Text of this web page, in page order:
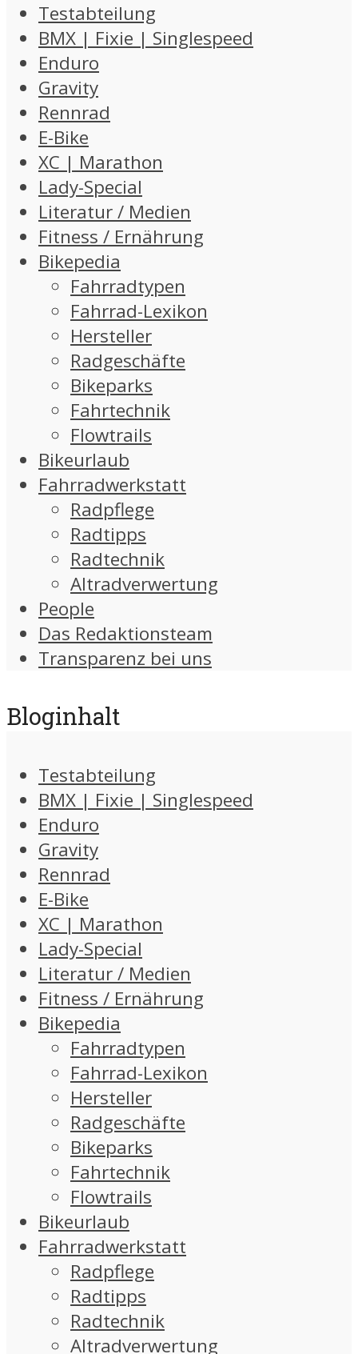
Testabteilung
BMX | Fixie | Singlespeed
Enduro
Gravity
Rennrad
E-Bike
XC | Marathon
Lady-Special
Literatur / Medien
Fitness / Ernährung
Bikepedia
Fahrradtypen
Fahrrad-Lexikon
Hersteller
Radgeschäfte
Bikeparks
Fahrtechnik
Flowtrails
Bikeurlaub
Fahrradwerkstatt
Radpflege
Radtipps
Radtechnik
Altradverwertung
People
Das Redaktionsteam
Transparenz bei uns
Bloginhalt
Testabteilung
BMX | Fixie | Singlespeed
Enduro
Gravity
Rennrad
E-Bike
XC | Marathon
Lady-Special
Literatur / Medien
Fitness / Ernährung
Bikepedia
Fahrradtypen
Fahrrad-Lexikon
Hersteller
Radgeschäfte
Bikeparks
Fahrtechnik
Flowtrails
Bikeurlaub
Fahrradwerkstatt
Radpflege
Radtipps
Radtechnik
Altradverwertung